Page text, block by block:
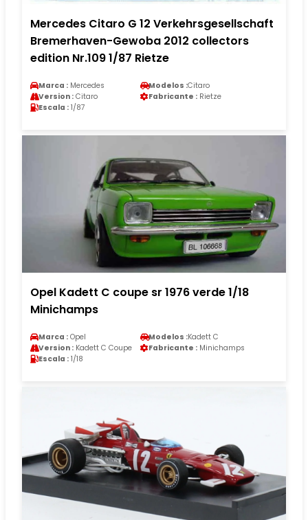
Mercedes Citaro G 12 Verkehrsgesellschaft
Bremerhaven-Gewoba 2012 collectors
edition Nr.109 1/87 Rietze
Marca : Mercedes Modelos :Citaro
Version : Citaro Fabricante : Rietze
Escala : 1/87
Opel Kadett C coupe sr 1976 verde 1/18
Minichamps
Marca : Opel Modelos :Kadett C
Version : Kadett C Coupe Fabricante : Minichamps
Escala : 1/18